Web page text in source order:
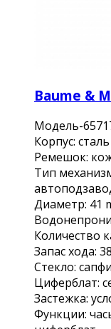
Baume &
Модель-
Корпус: сталь
Ремешок:
Тип
Диаметр: 41
Количество
Запас хода:
Стекло:
Циферблат:
Застежка:
Функции: